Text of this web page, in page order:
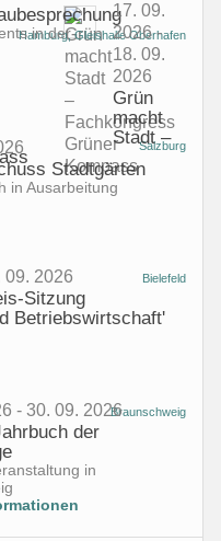
in der
17. 09.
2026 -
18. 09.
2026
Grün
macht
Stadt –
Hamburg, Gleishalle Oberhafen
Stadtgärten
in Ausarbeitung
Salzburg
09. 2026
Sitzung
Betriebswirtschaft'
Bielefeld
- 30. 09. 2026
der
in
Braunschweig